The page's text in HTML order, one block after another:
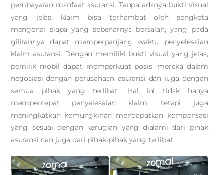
pembayaran manfaat asuransi. Tanpa adanya bukti visual
yang jelas, klaim bisa terhambat oleh sengketa
mengenai siapa yang sebenarnya bersalah, yang pada
gilirannya dapat memperpanjang waktu penyelesaian
klaim asuransi. Dengan memiliki bukti visual yang jelas,
pemilik mobil dapat memperkuat posisi mereka dalam
negosiasi dengan perusahaan asuransi dan juga dengan
semua pihak yang terlibat. Hal ini tidak hanya
mempercepat penyelesaian klaim, tetapi juga
meningkatkan kemungkinan mendapatkan kompensasi
yang sesuai dengan kerugian yang dialami dari pihak
asuransi dan juga dari pihak-pihak yang terlibat.